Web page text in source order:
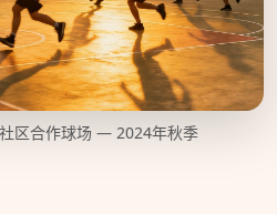
区合作球场 — 2024年秋季